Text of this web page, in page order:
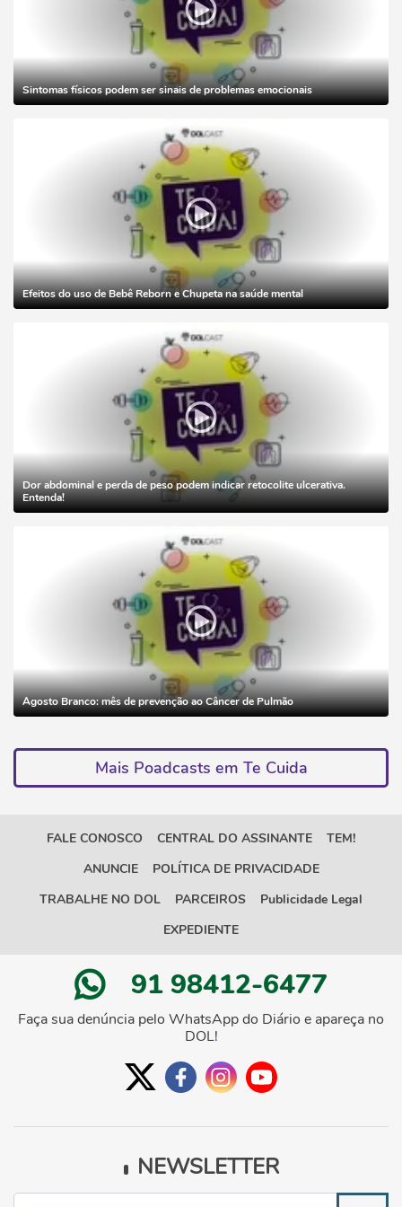
Sintomas físicos podem ser sinais de problemas emocionais
Efeitos do uso de Bebê Reborn e Chupeta na saúde mental
Dor abdominal e perda de peso podem indicar retocolite ulcerativa.
Entenda!
Agosto Branco: mês de prevenção ao Câncer de Pulmão
Mais Poadcasts em Te Cuida
FALE CONOSCO CENTRAL DO ASSINANTE
TEM!
ANUNCIE
POLÍTICA DE PRIVACIDADE
TRABALHE NO DOL
PARCEIROS
Publicidade Legal
EXPEDIENTE
91 98412-6477
Faça sua denúncia pelo WhatsApp do Diário e apareça no
DOL!
NEWSLETTER